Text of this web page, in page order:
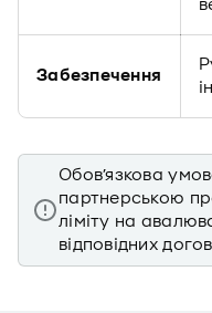
Забезпечення
Обов’язкова
партнерською
ліміту на
відповідних